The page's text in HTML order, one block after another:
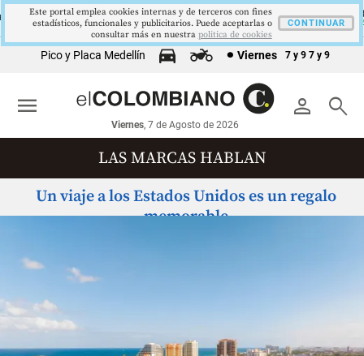
US$73,48
▼ 1.12
ORO US$3342,60
▲ 8.20
COLCAP 1621,34 pts
▲ 0.67
USD/COP$4178
▲ 0.42
Pico y Placa Medellín Viernes 7 y 9 7 y 9
person search
Viernes, 7 de Agosto de 2026
menu
LAS MARCAS HABLAN
Un viaje a los Estados Unidos es un regalo
memorable
Este portal emplea cookies internas y de terceros con fines
estadísticos, funcionales y publicitarios. Puede aceptarlas o
consultar más en nuestra politica de cookies
CONTINUAR